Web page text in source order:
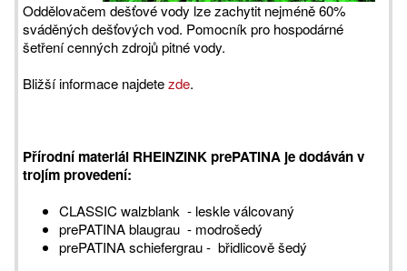
Oddělovačem dešťové vody lze zachytit nejméně 60%
sváděných dešťových vod. Pomocník pro hospodárné
šetření cenných zdrojů pitné vody.
Bližší informace najdetezde.
Přírodní materiál RHEINZINK prePATINA je dodáván v
trojím provedení:
CLASSIC walzblank - leskle válcovaný
prePATINA blaugrau - modrošedý
prePATINA schiefergrau - břidlicově šedý